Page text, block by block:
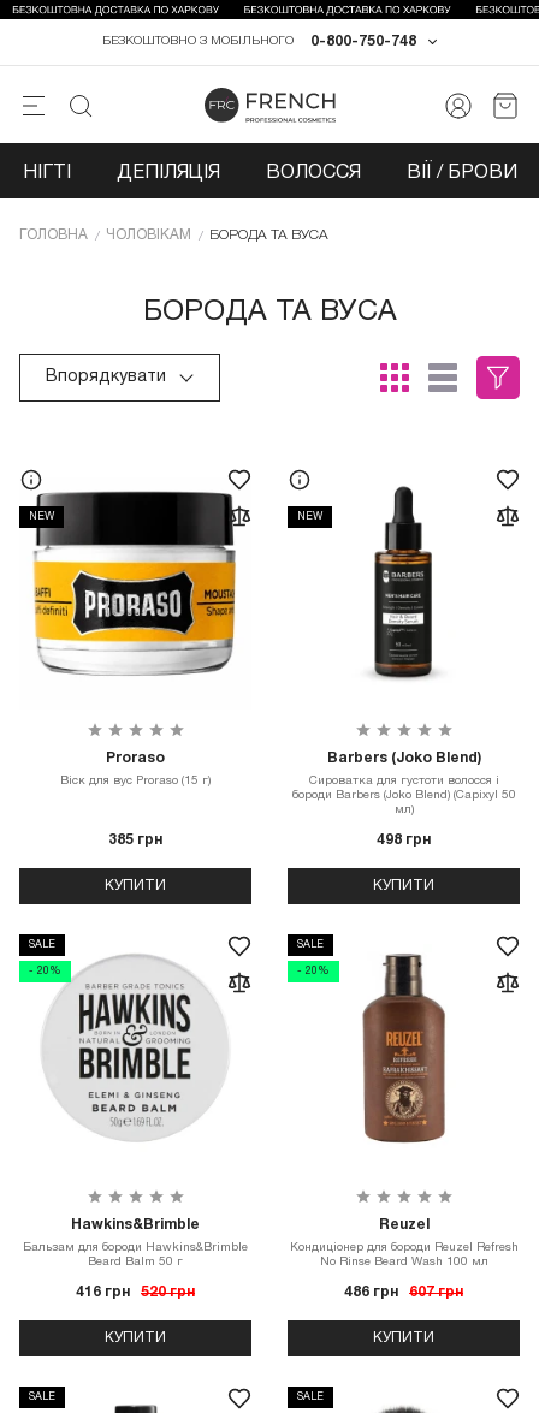
0-800-750-748
БЕЗКОШТОВНО З МОБІЛЬНОГО
НІГТІ ДЕПІЛЯЦІЯ ВОЛОССЯ ВІЇ / БРОВИ
ГОЛОВНА ЧОЛОВІКАМ БОРОДА ТА ВУСА
БОРОДА ТА ВУСА
Впорядкувати
NEW
Proraso
Віск для вус Proraso (15 г)
385 грн
КУПИТИ
NEW
Barbers (Joko Blend)
Сироватка для густоти волосся і
бороди Barbers (Joko Blend) (Capixyl 50
мл)
498 грн
КУПИТИ
SALE
- 20%
Hawkins&Brimble
Бальзам для бороди Hawkins&Brimble
Beard Balm 50 г
416 грн 520 грн
КУПИТИ
SALE
- 20%
Reuzel
Кондиціонер для бороди Reuzel Refresh
No Rinse Beard Wash 100 мл
486 грн 607 грн
КУПИТИ
SALE SALE